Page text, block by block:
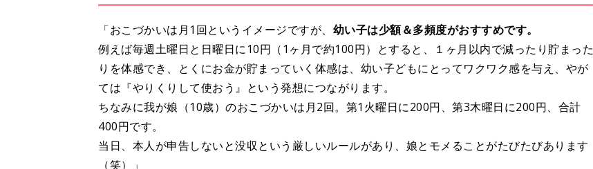
「おこづかいは月1回というイメージですが、 幼い子は少額＆多頻度がおすすめです。
例えば毎週土曜日と日曜日に10円（1ヶ月で約100円）とすると、１ヶ月以内で減ったり貯まった
りを体感でき、とくにお金が貯まっていく体感は、幼い子どもにとってワクワク感を与え、やが
ては『やりくりして使おう』という発想につながります。
ちなみに我が娘（10歳）のおこづかいは月2回。第1火曜日に200円、第3木曜日に200円、合計
400円です。
当日、本人が申告しないと没収という厳しいルールがあり、娘とモメることがたびたびあります
（笑）」